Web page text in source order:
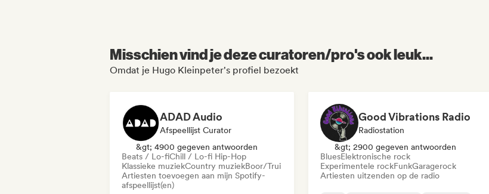
Misschien vind je deze curatoren/pro's ook leuk...
Omdat je Hugo Kleinpeter's profiel bezoekt
ADAD Audio
Afspeellijst Curator
&gt; 4900 gegeven antwoorden
Beats / Lo-fiChill / Lo-fi Hip-Hop
Klassieke muziekCountry muziekBoor/Trui
Artiesten toevoegen aan mijn Spotify-
afspeellijst(en)
Good Vibrations Radio
Radiostation
&gt; 2900 gegeven antwoorden
BluesElektronische rock
Experimentele rockFunkGaragerock
Artiesten uitzenden op de radio